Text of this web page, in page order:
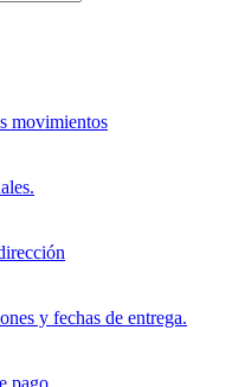
movimientos
y fechas de entrega.
pago.